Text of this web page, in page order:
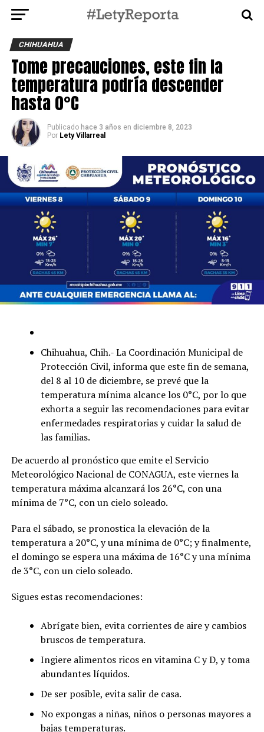
CHIHUAHUA
Tome precauciones, este fin la
temperatura podría descender
hasta 0°C
Publicado hace 3 años en diciembre 8, 2023
Por Lety Villarreal
Chihuahua, Chih.- La Coordinación Municipal de
Protección Civil, informa que este fin de semana,
del 8 al 10 de diciembre, se prevé que la
temperatura mínima alcance los 0°C, por lo que
exhorta a seguir las recomendaciones para evitar
enfermedades respiratorias y cuidar la salud de
las familias.
De acuerdo al pronóstico que emite el Servicio
Meteorológico Nacional de CONAGUA, este viernes la
temperatura máxima alcanzará los 26°C, con una
mínima de 7°C, con un cielo soleado.
Para el sábado, se pronostica la elevación de la
temperatura a 20°C, y una mínima de 0°C; y finalmente,
el domingo se espera una máxima de 16°C y una mínima
de 3°C, con un cielo soleado.
Sigues estas recomendaciones:
Abrígate bien, evita corrientes de aire y cambios
bruscos de temperatura.
Ingiere alimentos ricos en vitamina C y D, y toma
abundantes líquidos.
De ser posible, evita salir de casa.
No expongas a niñas, niños o personas mayores a
bajas temperaturas.